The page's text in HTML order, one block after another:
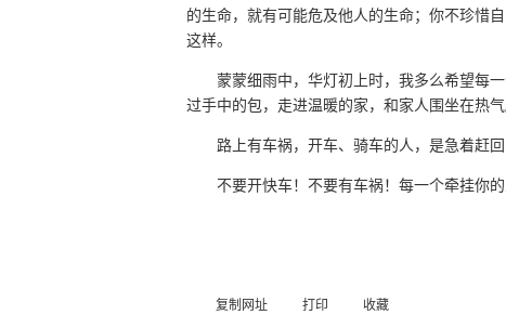
的生命，就有可能危及他人的生命；你不珍
这样。
蒙蒙细雨中，华灯初上时，我多么希望每
过手中的包，走进温暖的家，和家人围坐在热
路上有车祸，开车、骑车的人，是急着赶回
不要开快车！不要有车祸！每一个牵挂你
复制网址 打印 收藏